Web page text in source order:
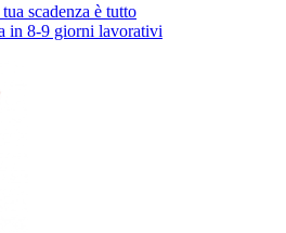
scadenza è tutto
in 8-9 giorni lavorativi